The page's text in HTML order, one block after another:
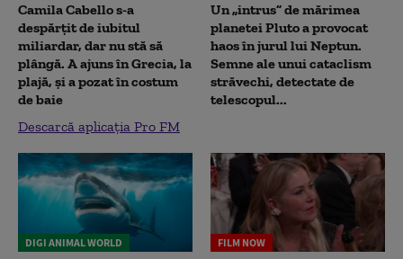
Camila Cabello s-a
despărțit de iubitul
miliardar, dar nu stă să
plângă. A ajuns în Grecia, la
plajă, și a pozat în costum
de baie
Descarcă aplicația Pro FM
Un „intrus” de mărimea
planetei Pluto a provocat
haos în jurul lui Neptun.
Semne ale unui cataclism
străvechi, detectate de
telescopul...
DIGI ANIMAL WORLD FILM NOW